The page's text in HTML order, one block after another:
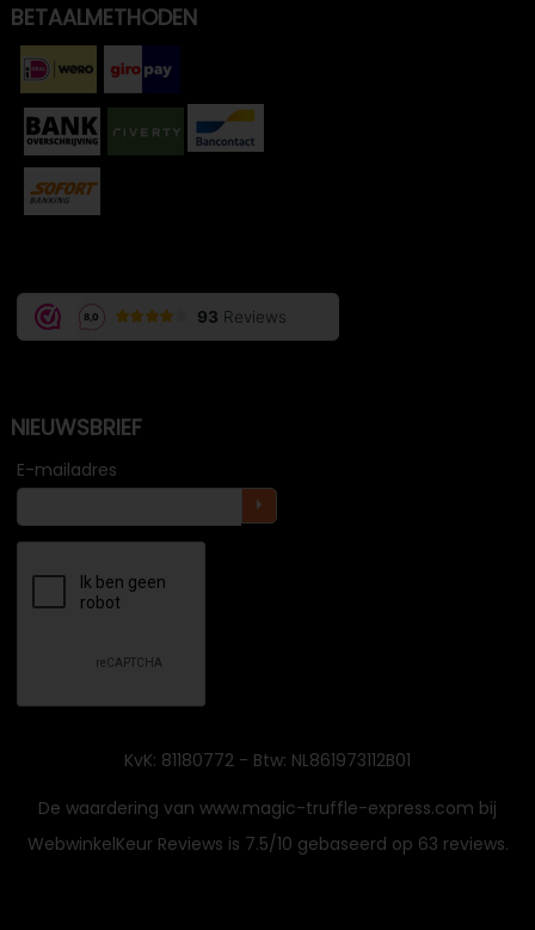
BETAALMETHODEN
NIEUWSBRIEF
E-mailadres
KvK: 81180772 - Btw: NL861973112B01
De waardering van www.magic-truffle-express.com bij
WebwinkelKeur Reviews is 7.5/10 gebaseerd op 63 reviews.